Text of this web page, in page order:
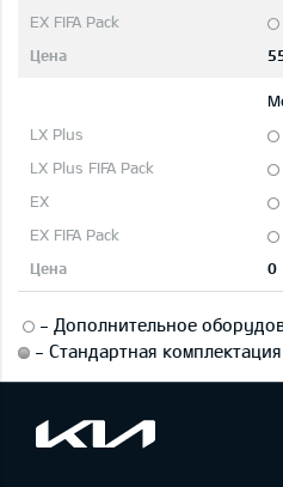
0
- Дополнительное
- Стандартная комплектация